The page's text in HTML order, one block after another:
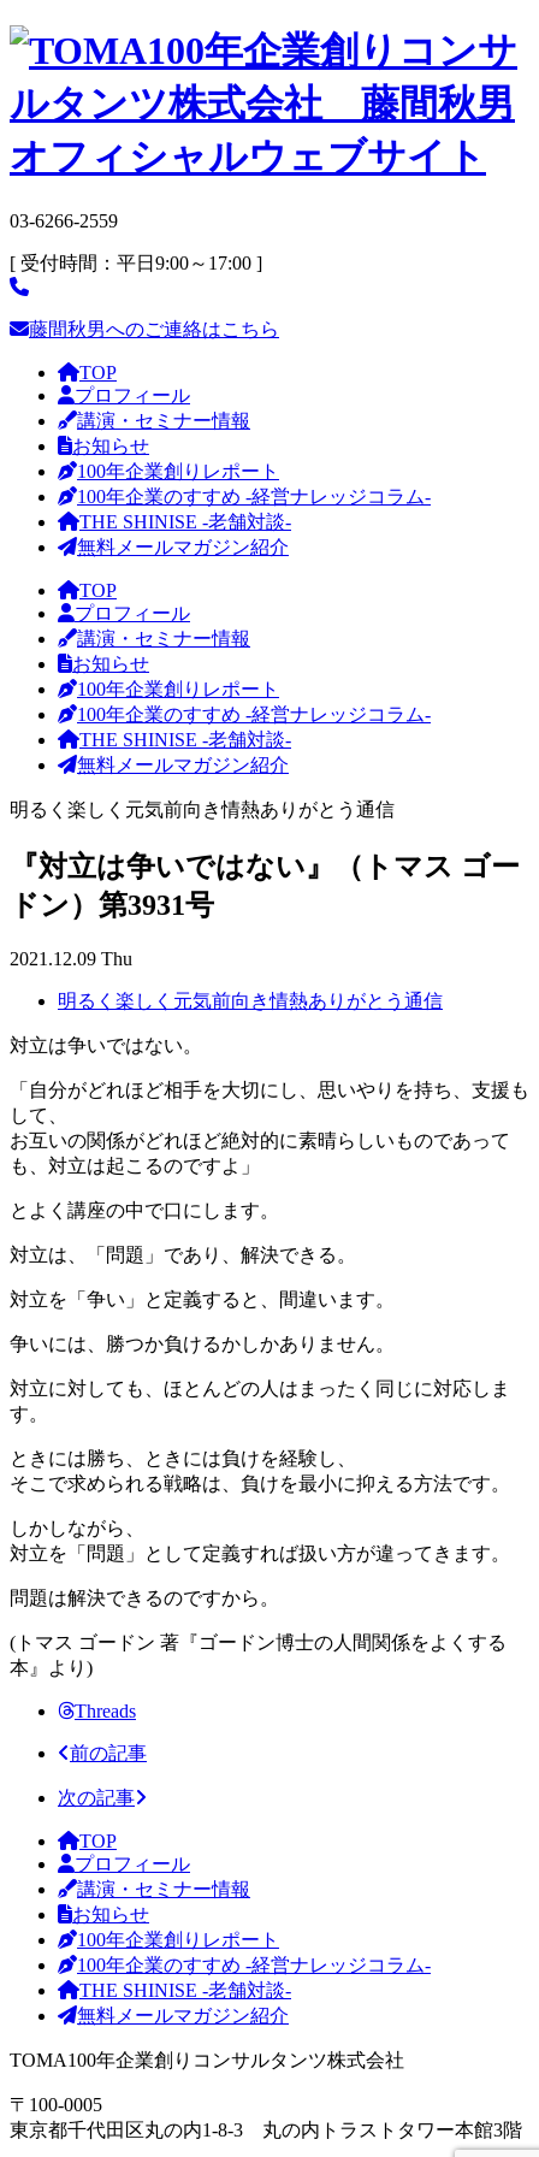
03-6266-2559
[ 受付時間：平日9:00～17:00 ]
藤間秋男へのご連絡はこちら
TOP
プロフィール
講演・セミナー情報
お知らせ
100年企業創りレポート
100年企業のすすめ -経営ナレッジコラム-
THE SHINISE -老舗対談-
無料メールマガジン紹介
TOP
プロフィール
講演・セミナー情報
お知らせ
100年企業創りレポート
100年企業のすすめ -経営ナレッジコラム-
THE SHINISE -老舗対談-
無料メールマガジン紹介
明るく楽しく元気前向き情熱ありがとう通信
『対立は争いではない』（トマス ゴー
ドン）第3931号
2021.12.09 Thu
明るく楽しく元気前向き情熱ありがとう通信
対立は争いではない。
「自分がどれほど相手を大切にし、思いやりを持ち、支援も
して、
お互いの関係がどれほど絶対的に素晴らしいものであって
も、対立は起こるのですよ」
とよく講座の中で口にします。
対立は、「問題」であり、解決できる。
対立を「争い」と定義すると、間違います。
争いには、勝つか負けるかしかありません。
対立に対しても、ほとんどの人はまったく同じに対応しま
す。
ときには勝ち、ときには負けを経験し、
そこで求められる戦略は、負けを最小に抑える方法です。
しかしながら、
対立を「問題」として定義すれば扱い方が違ってきます。
問題は解決できるのですから。
(トマス ゴードン 著『ゴードン博士の人間関係をよくする
本』より)
Threads
前の記事
次の記事
TOP
プロフィール
講演・セミナー情報
お知らせ
100年企業創りレポート
100年企業のすすめ -経営ナレッジコラム-
THE SHINISE -老舗対談-
無料メールマガジン紹介
TOMA100年企業創りコンサルタンツ株式会社
〒100-0005
東京都千代田区丸の内1-8-3 丸の内トラストタワー本館3階